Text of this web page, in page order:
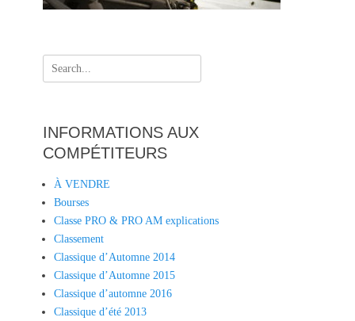
INFORMATIONS AUX
COMPÉTITEURS
À VENDRE
Bourses
Classe PRO & PRO AM explications
Classement
Classique d’Automne 2014
Classique d’Automne 2015
Classique d’automne 2016
Classique d’été 2013